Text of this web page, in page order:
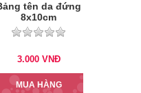
tên da đứng
8x10cm
3.000 VNĐ
MUA HÀNG